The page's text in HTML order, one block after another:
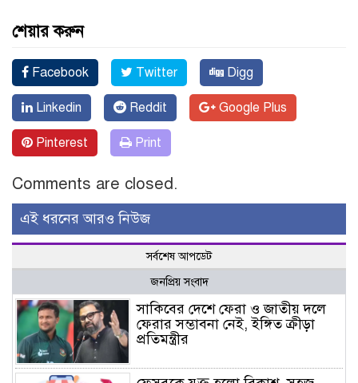
শেয়ার করুন
Facebook Twitter Digg
Linkedin Reddit Google Plus
Pinterest Print
Comments are closed.
এই ধরনের আরও নিউজ
সর্বশেষ আপডেট
জনপ্রিয় সংবাদ
সাকিবের দেশে ফেরা ও জাতীয় দলে
ফেরার সম্ভাবনা নেই, ইঙ্গিত ক্রীড়া
প্রতিমন্ত্রীর